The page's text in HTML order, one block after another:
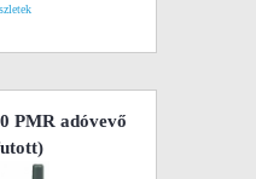
PMR adóvevő